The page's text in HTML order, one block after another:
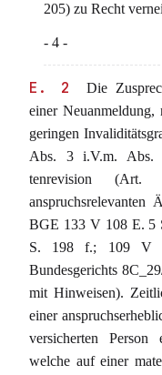
205) zu Recht
- 4 -
E. 2
Die
einer Neuanmeldung,
geringen
Abs. 3 i.V.m. Abs.
tenrevision
anspruchsrelevanten
BGE 133 V 108 E. 5
S. 198 f.; 109 V
Bundesgerichts
mit Hinweisen).
einer
versicherten Person
welche auf einer